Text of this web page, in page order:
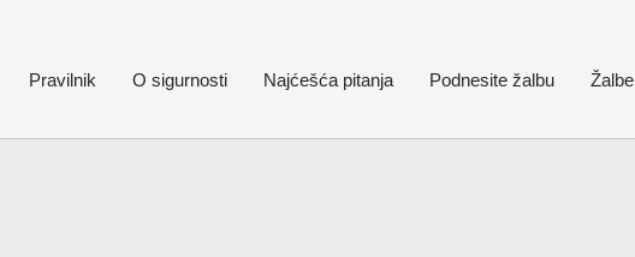
Pravilnik O sigurnosti Najćešća pitanja Podnesite žalbu Žalbe